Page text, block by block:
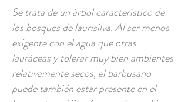
Se trata de un árbol característico de
los bosques de laurisilva. Al ser menos
exigente con el agua que otras
lauráceas y tolerar muy bien ambientes
relativamente secos, el barbusano
puede también estar presente en el